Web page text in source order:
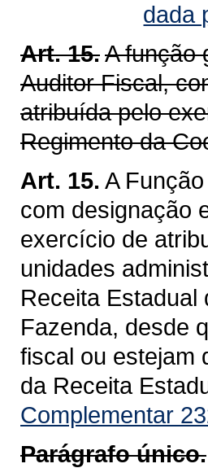
dada
Art. 15.A função
Auditor Fiscal,
atribuída pelo
Regimento da
Art. 15. A
com designação
exercício de
unidades
Receita Estadual
Fazenda, desde
fiscal ou estejam
da Receita
Complementar
Parágrafo único.